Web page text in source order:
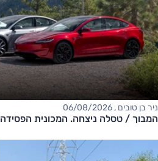
ניר בן טובים , 06/08/2026
המבוך / טסלה ניצחה. המכונית הפסידה